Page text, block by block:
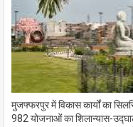
मुजफ्फरपुर में विकास कार्यों का
982 योजनाओं का शिलान्यास-